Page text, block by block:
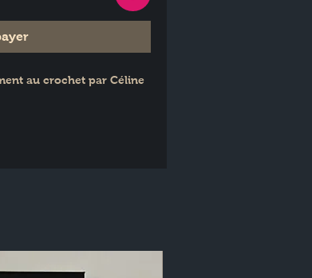
au crochet par Céline